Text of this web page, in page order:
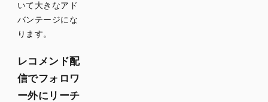
食品業
界で成
やすい
ショー
ト動画
いて大きなアド
バンテージにな
ります。
レコメンド配
信でフォロワ
ー外にリーチ